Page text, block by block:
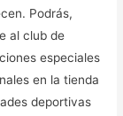
Podrás,
al club de
especiales
en la tienda
deportivas